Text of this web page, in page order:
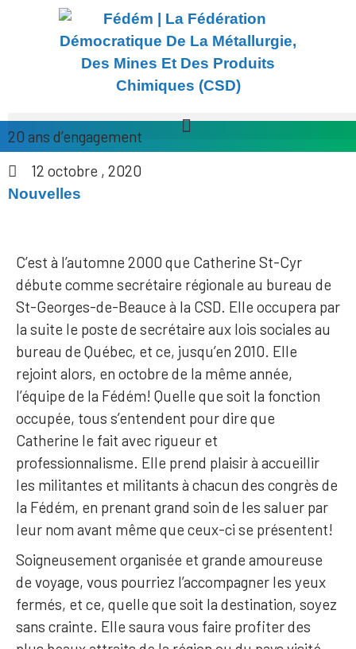
20 ans d’engagement
12 octobre , 2020
Nouvelles
C’est à l’automne 2000 que Catherine St-Cyr
débute comme secrétaire régionale au bureau de
St-Georges-de-Beauce à la CSD. Elle occupera par
la suite le poste de secrétaire aux lois sociales au
bureau de Québec, et ce, jusqu’en 2010. Elle
rejoint alors, en octobre de la même année,
l’équipe de la Fédém! Quelle que soit la fonction
occupée, tous s’entendent pour dire que
Catherine le fait avec rigueur et
professionnalisme. Elle prend plaisir à accueillir
les militantes et militants à chacun des congrès de
la Fédém, en prenant grand soin de les saluer par
leur nom avant même que ceux-ci se présentent!
Soigneusement organisée et grande amoureuse
de voyage, vous pourriez l’accompagner les yeux
fermés, et ce, quelle que soit la destination, soyez
sans crainte. Elle saura vous faire profiter des